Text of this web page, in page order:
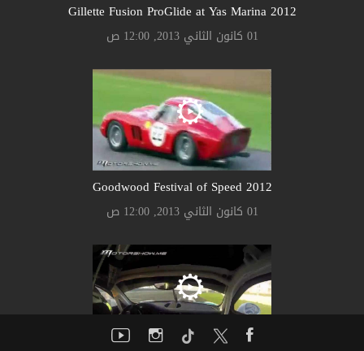
Gillette Fusion ProGlide at Yas Marina 2012
01 كانون الثاني 2013, 12:00 ص
Goodwood Festival of Speed 2012
01 كانون الثاني 2013, 12:00 ص